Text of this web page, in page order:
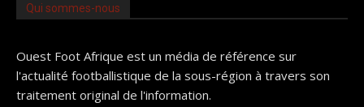
Qui sommes-nous
Ouest Foot Afrique est un média de référence sur
l'actualité footballistique de la sous-région à travers son
traitement original de l'information.